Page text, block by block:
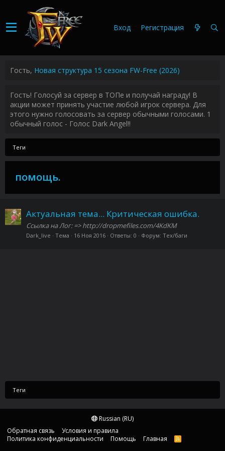
Вход Регистрация
Гость, Новая структура 15 сезона FW-Free (2026)
Гость! Голосуй за сервер в ТОПе и получай награду! В
акции может принять участие любой игрок сервера. Для
этого нужно голосовать за сервер обычными голосами. 1
обычный голос - Голос Dark Angel!!
Теги
помощь.
Актуальная тема... Критическая ошибка.
Ссылка на Лог: => http://dropmefiles.com/4KdKM
Dark_live Тема 16 Ноя 2016 Ответы: 0 Форум: Тех/баги
Теги
Russian (RU)
Обратная связь
Условия и правила
Политика конфиденциальности
Помощь Главная
R
S